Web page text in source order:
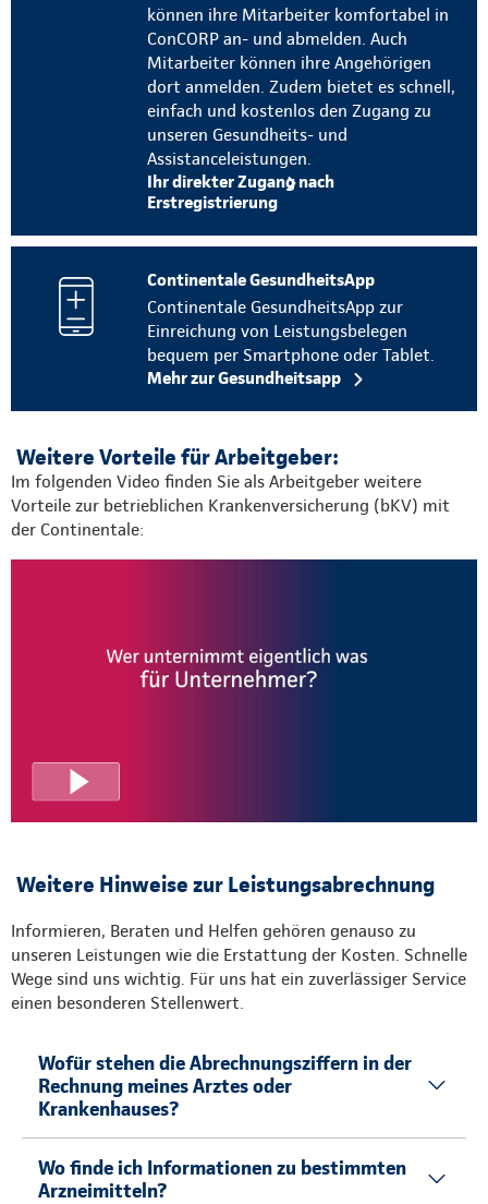
können ihre Mitarbeiter komfortabel in
ConCORP an- und abmelden. Auch
Mitarbeiter können ihre Angehörigen
dort anmelden. Zudem bietet es schnell,
einfach und kostenlos den Zugang zu
unseren Gesundheits- und
Assistanceleistungen.
Ihr direkter Zugang nach
Erstregistrierung
Continentale GesundheitsApp
Continentale GesundheitsApp zur
Einreichung von Leistungsbelegen
bequem per Smartphone oder Tablet.
Mehr zur Gesundheitsapp
Weitere Vorteile für Arbeitgeber:
Im folgenden Video finden Sie als Arbeitgeber weitere
Vorteile zur betrieblichen Krankenversicherung (bKV) mit
der Continentale:
Weitere Hinweise zur Leistungsabrechnung
Informieren, Beraten und Helfen gehören genauso zu
unseren Leistungen wie die Erstattung der Kosten. Schnelle
Wege sind uns wichtig. Für uns hat ein zuverlässiger Service
einen besonderen Stellenwert.
Wofür stehen die Abrechnungsziffern in der
Rechnung meines Arztes oder
Krankenhauses?
Wo finde ich Informationen zu bestimmten
Arzneimitteln?